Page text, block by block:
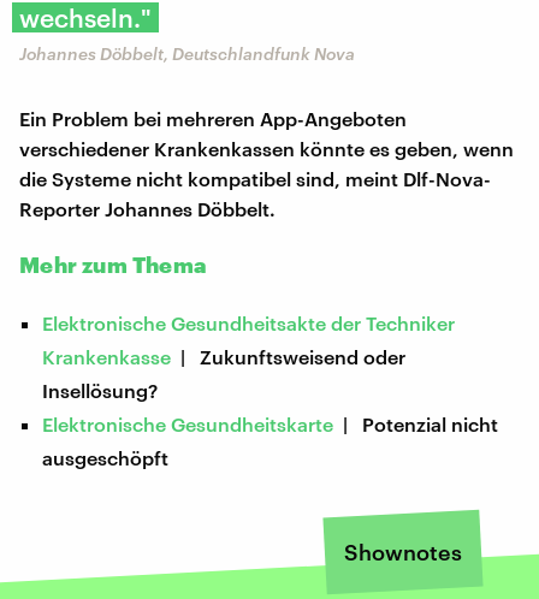
wechseln."
Johannes Döbbelt, Deutschlandfunk Nova
Ein Problem bei mehreren App-Angeboten
verschiedener Krankenkassen könnte es geben, wenn
die Systeme nicht kompatibel sind, meint Dlf-Nova-
Reporter Johannes Döbbelt.
Mehr zum Thema
Elektronische Gesundheitsakte der Techniker
Krankenkasse | Zukunftsweisend oder
Insellösung?
Elektronische Gesundheitskarte | Potenzial nicht
ausgeschöpft
Shownotes